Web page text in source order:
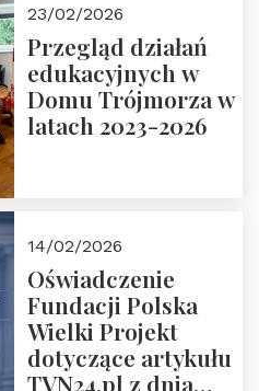
Rozmawiają red.
Grzegorz Górny i
prof. Michał
Łuczewski
23/02/2026
Przegląd działań
edukacyjnych w
Domu Trójmorza w
latach 2023-2026
14/02/2026
Oświadczenie
Fundacji Polska
Wielki Projekt
dotyczące artykułu
TVN24.pl z dnia